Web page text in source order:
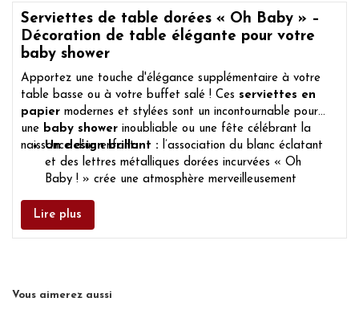
Serviettes de table dorées « Oh Baby » –
Décoration de table élégante pour votre
baby shower
Apportez une touche d'élégance supplémentaire à votre
table basse ou à votre buffet salé ! Ces serviettes en
papier modernes et stylées sont un incontournable pour
une baby shower inoubliable ou une fête célébrant la
naissance d'un enfant.
Un design brillant : l’association du blanc éclatant
et des lettres métalliques dorées incurvées « Oh
Baby ! » crée une atmosphère merveilleusement
Douces et absorbantes :
haute qualité résistant aux déchirures, ces serviettes
Des combinaisons polyvalentes :
Lire plus
Vous aimerez aussi